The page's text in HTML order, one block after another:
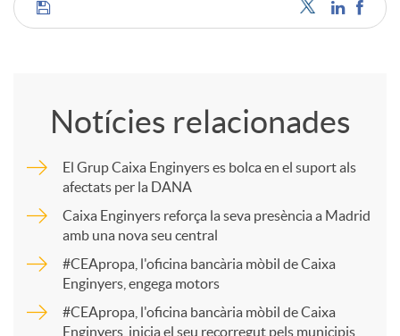
C
m
p
a
r
Notícies relacionades
El Grup Caixa Enginyers es bolca en el suport als
afectats per la DANA
Caixa Enginyers reforça la seva presència a Madrid
amb una nova seu central
#CEApropa, l'oficina bancària mòbil de Caixa
Enginyers, engega motors
#CEApropa, l'oficina bancària mòbil de Caixa
Enginyers, inicia el seu recorregut pels municipis